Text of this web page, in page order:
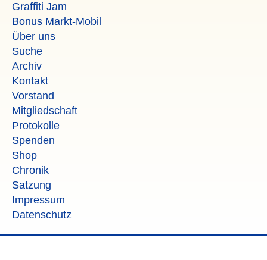
Graffiti Jam
Bonus Markt-Mobil
Über uns
Suche
Archiv
Kontakt
Vorstand
Mitgliedschaft
Protokolle
Spenden
Shop
Chronik
Satzung
Impressum
Datenschutz